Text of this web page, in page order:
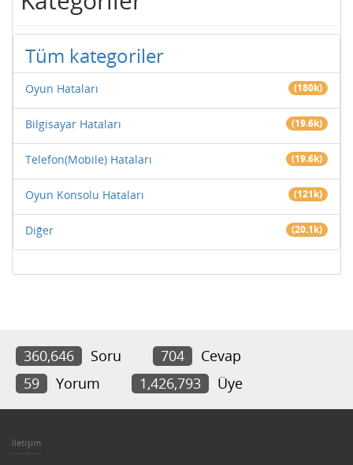
Tüm kategoriler
Oyun Hataları (180k)
Bilgisayar Hataları (19.6k)
Telefon(Mobile) Hataları (19.6k)
Oyun Konsolu Hataları (121k)
Diğer (20.1k)
360,646 Soru 704
Cevap
59
Yorum 1,426,793 Üye
İletişim